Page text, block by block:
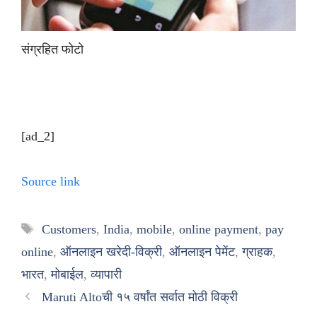
संग्रहित फोटो
[ad_2]
Source link
Tags
Customers, India, mobile, online payment, pay
online, ऑनलाइन खरेदी-विक्री, ऑनलाइन पेमेंट,ग्राहक,
भारत,मोबाईल,व्यापारी
Maruti Altoची १५ वर्षांत सर्वात मोठी विक्री